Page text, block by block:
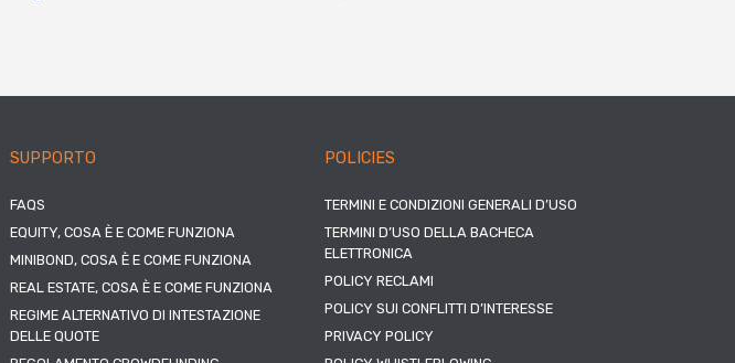
SUPPORTO
FAQS
EQUITY, COSA È E COME FUNZIONA
MINIBOND, COSA È E COME FUNZIONA
REAL ESTATE, COSA È E COME FUNZIONA
REGIME ALTERNATIVO DI INTESTAZIONE
DELLE QUOTE
POLICIES
TERMINI E CONDIZIONI GENERALI D’USO
TERMINI D’USO DELLA BACHECA
ELETTRONICA
POLICY RECLAMI
POLICY SUI CONFLITTI D’INTERESSE
PRIVACY POLICY